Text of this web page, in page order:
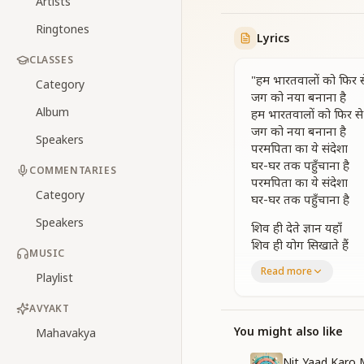
Ringtones
CLASSES
Category
Album
Speakers
COMMENTARIES
Category
Speakers
MUSIC
Playlist
AVYAKT
Mahavakya
Lyrics
"हम भारतवालों को फिर
जग को नया बनाना है
हम भारतवालों को फिर से
जग को नया बनाना है
परमपिता का ये संदेशा
घर-घर तक पहुँचाना है
परमपिता का ये संदेशा
घर-घर तक पहुँचाना है
शिव ही देते ज्ञान यहाँ
शिव ही योग सिखाते हैं
अन्धकार में भटक रहे जो
हम भारतवालों को फिर से
जग को नया बनाना है
Read more
You might also like